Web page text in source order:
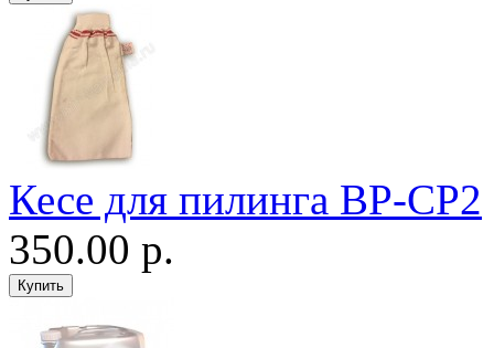
Кесе для пилинга ВР-CP2
350.00 р.